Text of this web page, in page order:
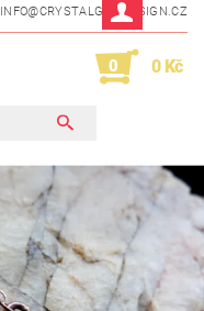
INFO@CRYSTALGRIDDESIGN.CZ
0 0 Kč